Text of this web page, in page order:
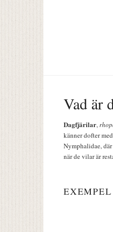
Vad är
Dagfjärilar,
känner dofter
Nymphalidae,
när de vilar är